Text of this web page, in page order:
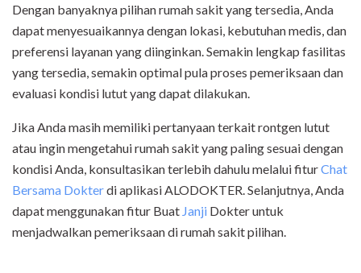
Dengan banyaknya pilihan rumah sakit yang tersedia, Anda
dapat menyesuaikannya dengan lokasi, kebutuhan medis, dan
preferensi layanan yang diinginkan. Semakin lengkap fasilitas
yang tersedia, semakin optimal pula proses pemeriksaan dan
evaluasi kondisi lutut yang dapat dilakukan.
Jika Anda masih memiliki pertanyaan terkait rontgen lutut
atau ingin mengetahui rumah sakit yang paling sesuai dengan
kondisi Anda, konsultasikan terlebih dahulu melalui fiturChat
Bersama Dokterdi aplikasi ALODOKTER. Selanjutnya, Anda
dapat menggunakan fitur Buat Janji Dokter untuk
menjadwalkan pemeriksaan di rumah sakit pilihan.